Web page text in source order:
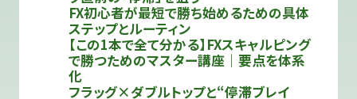
FX初心者が最短で勝ち始めるための具体
ステップとルーティン
【この1本で全て分かる】FXスキャルピング
で勝つためのマスター講座｜要点を体系
化
フラッグ×ダブルトップと“停滞ブレイ